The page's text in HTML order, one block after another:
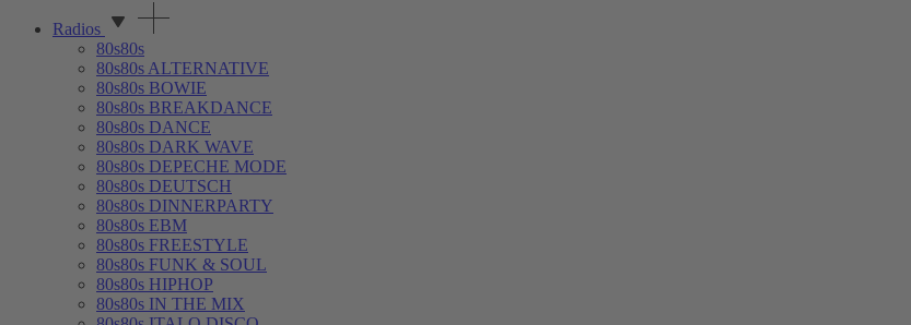
Radios
80s80s
80s80s ALTERNATIVE
80s80s BOWIE
80s80s BREAKDANCE
80s80s DANCE
80s80s DARK WAVE
80s80s DEPECHE MODE
80s80s DEUTSCH
80s80s DINNERPARTY
80s80s EBM
80s80s FREESTYLE
80s80s FUNK & SOUL
80s80s HIPHOP
80s80s IN THE MIX